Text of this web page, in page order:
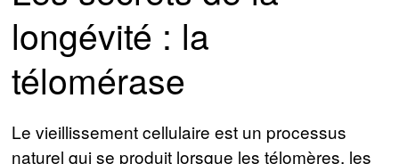
longévité : la
télomérase
Le vieillissement cellulaire est un processus
naturel qui se produit lorsque les télomères, les